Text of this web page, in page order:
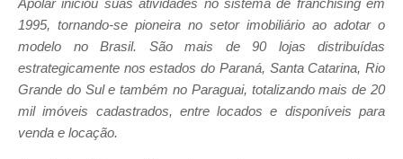
Apolar iniciou suas atividades no sistema de franchising em
1995, tornando-se pioneira no setor imobiliário ao adotar o
modelo no Brasil. São mais de 90 lojas distribuídas
estrategicamente nos estados do Paraná, Santa Catarina, Rio
Grande do Sul e também no Paraguai, totalizando mais de 20
mil imóveis cadastrados, entre locados e disponíveis para
venda e locação.